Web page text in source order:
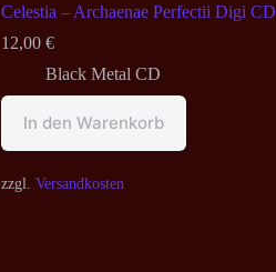
Celestia – Archaenae Perfectii Digi CD
12,00 €
Black Metal CD
In den Warenkorb
zzgl. Versandkosten